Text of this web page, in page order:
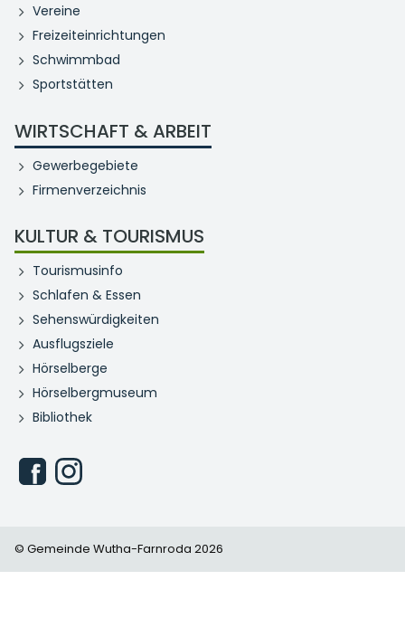
Vereine
Freizeiteinrichtungen
Schwimmbad
Sportstätten
WIRTSCHAFT & ARBEIT
Gewerbegebiete
Firmenverzeichnis
KULTUR & TOURISMUS
Tourismusinfo
Schlafen & Essen
Sehenswürdigkeiten
Ausflugsziele
Hörselberge
Hörselbergmuseum
Bibliothek
© Gemeinde Wutha-Farnroda 2026